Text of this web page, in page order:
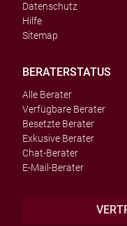
Datenschutz
Hilfe
Sitemap
BERATERSTATUS
Alle Berater
Verfügbare Berater
Besetzte Berater
Exkusive Berater
Chat-Berater
E-Mail-Berater